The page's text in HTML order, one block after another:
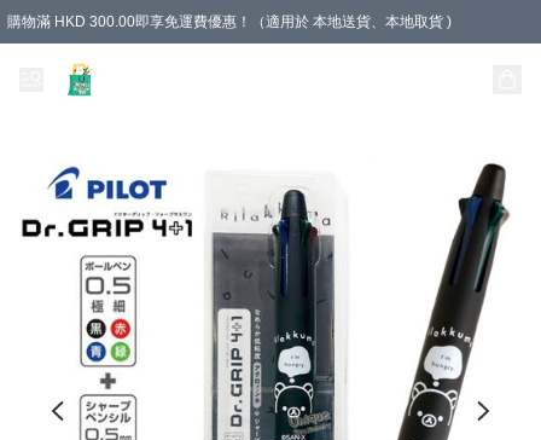
購物滿 HKD 300.00即享免運費優惠！（適用於 本地送貨、本地取貨 )